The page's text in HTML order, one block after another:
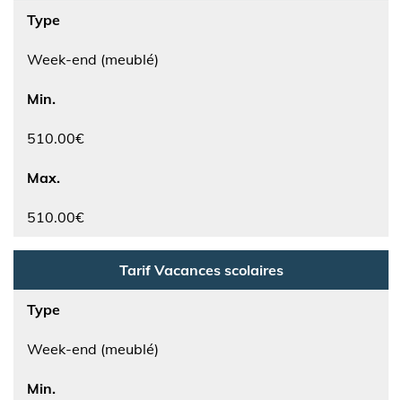
Type
Week-end (meublé)
Min.
510.00€
Max.
510.00€
Tarif Vacances scolaires
Type
Week-end (meublé)
Min.